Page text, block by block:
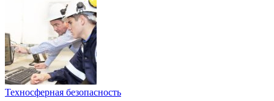
Техносферная безопасность